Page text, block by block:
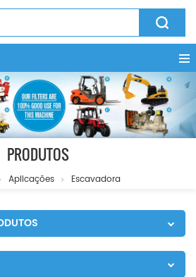
PRODUTOS
Aplicações Escavadora